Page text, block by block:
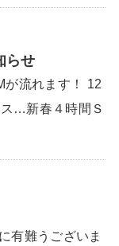
らせ
が流れます！ 12
…新春４時間Ｓ
有難うございま